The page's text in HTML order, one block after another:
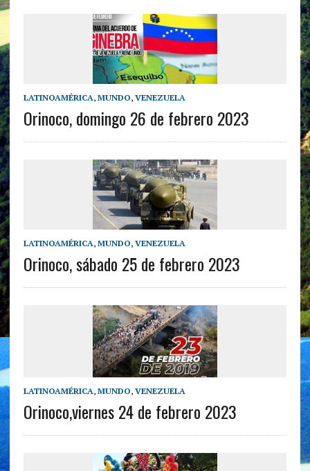
LATINOAMÉRICA, MUNDO, VENEZUELA
Orinoco, domingo 26 de febrero 2023
LATINOAMÉRICA, MUNDO, VENEZUELA
Orinoco, sábado 25 de febrero 2023
LATINOAMÉRICA, MUNDO, VENEZUELA
Orinoco,viernes 24 de febrero 2023